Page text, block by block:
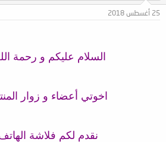
م
و
ل
ب
25 أغسطس 2018
السلام عليكم و رحمة
اخوتي أعضاء و زوار
نقدم لكم فلاشة